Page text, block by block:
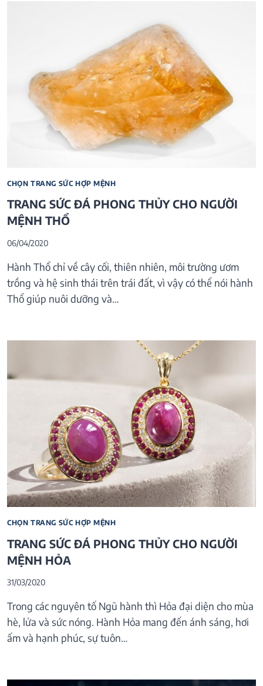
CHỌN TRANG SỨC HỢP MỆNH
TRANG SỨC ĐÁ PHONG THỦY CHO NGƯỜI
MỆNH THỔ
06/04/2020
Hành Thổ chỉ về cây cối, thiên nhiên, môi trường ươm
trồng và hệ sinh thái trên trái đất, vì vậy có thể nói hành
Thổ giúp nuôi dưỡng và…
CHỌN TRANG SỨC HỢP MỆNH
TRANG SỨC ĐÁ PHONG THỦY CHO NGƯỜI
MỆNH HỎA
31/03/2020
Trong các nguyên tố Ngũ hành thì Hỏa đại diện cho mùa
hè, lửa và sức nóng. Hành Hỏa mang đến ánh sáng, hơi
ấm và hạnh phúc, sự tuôn…